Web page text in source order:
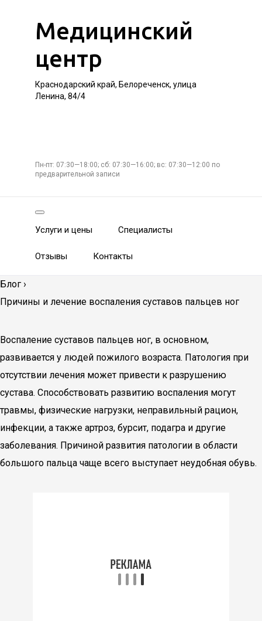
Медицинский
центр
Краснодарский край, Белореченск, улица
Ленина, 84/4
Пн-пт: 07:30—18:00; сб: 07:30—16:00; вс: 07:30—12:00 по
предварительной записи
Услуги и цены Специалисты
Отзывы Контакты
Блог ›
Причины и лечение воспаления суставов пальцев ног
Воспаление суставов пальцев ног, в основном,
развивается у людей пожилого возраста. Патология при
отсутствии лечения может привести к разрушению
сустава. Способствовать развитию воспаления могут
травмы, физические нагрузки, неправильный рацион,
инфекции, а также артроз, бурсит, подагра и другие
заболевания. Причиной развития патологии в области
большого пальца чаще всего выступает неудобная обувь.